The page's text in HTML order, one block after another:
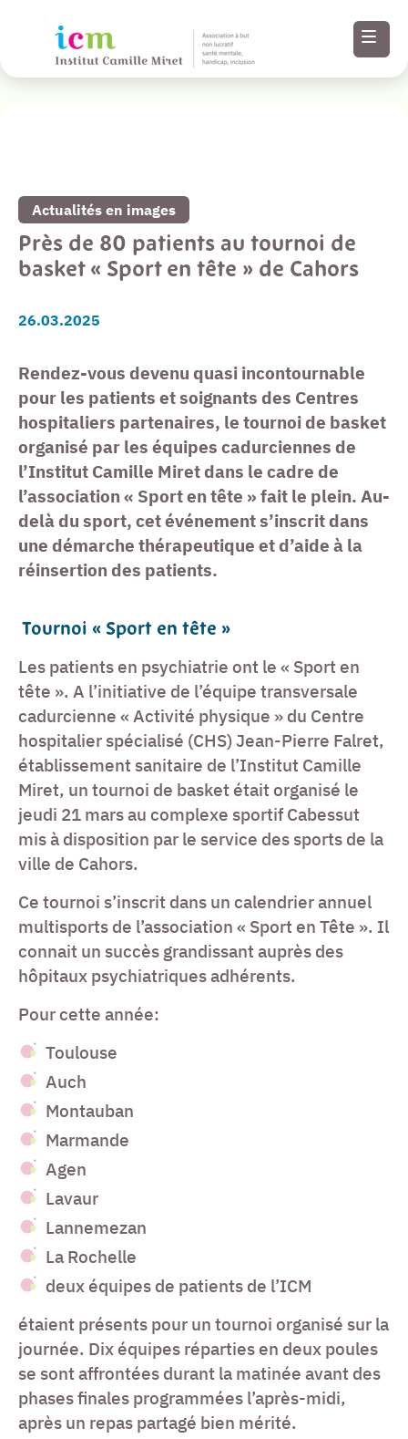
Paramètres
d’accessibilité
Contenu
Pied de page
Revenir à la liste de toutes nos actualités
Actualités en images
Près de 80 patients au tournoi de
basket « Sport en tête » de Cahors
26.03.2025
Rendez-vous devenu quasi incontournable
pour les patients et soignants des Centres
hospitaliers partenaires, le tournoi de basket
organisé par les équipes cadurciennes de
l’Institut Camille Miret dans le cadre de
l’association « Sport en tête » fait le plein. Au-
delà du sport, cet événement s’inscrit dans
une démarche thérapeutique et d’aide à la
réinsertion des patients.
Tournoi « Sport en tête »
Les patients en psychiatrie ont le « Sport en
tête ». A l’initiative de l’équipe transversale
cadurcienne « Activité physique » du Centre
hospitalier spécialisé (CHS) Jean-Pierre Falret,
établissement sanitaire de l’Institut Camille
Miret, un tournoi de basket était organisé le
jeudi 21 mars au complexe sportif Cabessut
mis à disposition par le service des sports de la
ville de Cahors.
Ce tournoi s’inscrit dans un calendrier annuel
multisports de l’association « Sport en Tête ». Il
connait un succès grandissant auprès des
hôpitaux psychiatriques adhérents.
Pour cette année:
Toulouse
Auch
Montauban
Marmande
Agen
Lavaur
Lannemezan
La Rochelle
deux équipes de patients de l’ICM
étaient présents pour un tournoi organisé sur la
journée. Dix équipes réparties en deux poules
se sont affrontées durant la matinée avant des
phases finales programmées l’après-midi,
après un repas partagé bien mérité.